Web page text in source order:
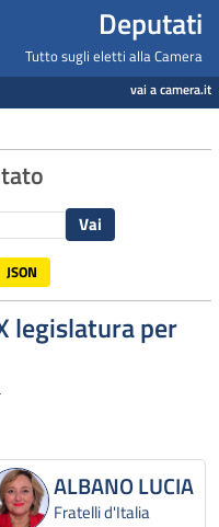
Deputati
Tutto sugli eletti alla Camera
vai a camera.it
JSON
legislatura per
ALBANO LUCIA
Fratelli d'Italia